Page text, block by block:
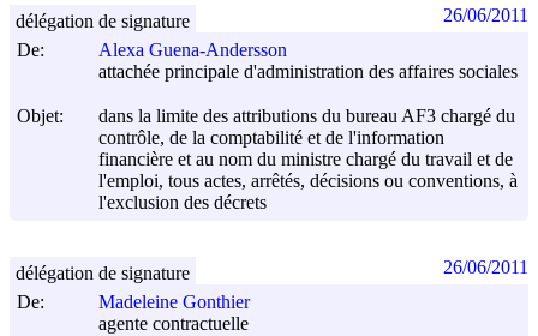
De:
Alexa Guena-Andersson
attachée principale d'administration des affaires sociales
Objet:
dans la limite des attributions du bureau AF3 chargé du
contrôle, de la comptabilité et de l'information
financière et au nom du ministre chargé du travail et de
l'emploi, tous actes, arrêtés, décisions ou conventions, à
l'exclusion des décrets
délégation de signature 26/06/2011
De:
Madeleine Gonthier
agente contractuelle
délégation de signature 26/06/2011